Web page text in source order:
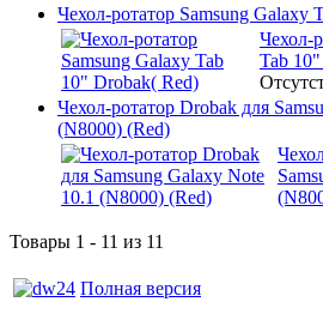
Чехол-ротатор Samsung Galaxy
Чехол-
Tab
Чехол-ротатор Drobak для
(N8000) (Red)
Товары 1 - 11 из 11
Полная версия